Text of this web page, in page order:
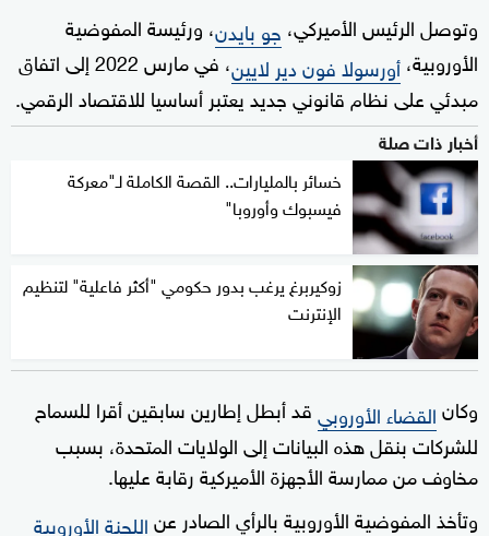
وتوصل الرئيس الأميركي، جو بايدن، ورئيسة المفوضية
الأوروبية،أورسولا فون دير لايين
، في مارس 2022 إلى اتفاق
مبدئي على نظام قانوني جديد يعتبر أساسيا للاقتصاد الرقمي.
أخبار ذات صلة
خسائر بالمليارات.. القصة الكاملة لـ"معركة
فيسبوك وأوروبا"
زوكيربرغ يرغب بدور حكومي "أكثر فاعلية" لتنظيم
الإنترنت
وكانالقضاء الأوروبيقد أبطل إطارين سابقين أقرا للسماح
للشركات بنقل هذه البيانات إلى الولايات المتحدة، بسبب
مخاوف من ممارسة الأجهزة الأميركية رقابة عليها.
وتأخذ المفوضية الأوروبية بالرأي الصادر عناللجنة الأوروبية